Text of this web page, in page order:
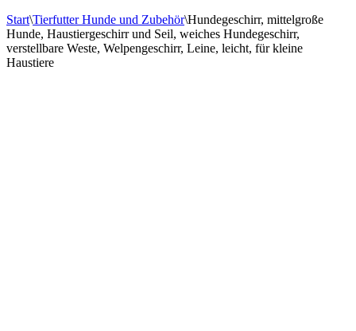
Start\Tierfutter Hunde und Zubehör\Hundegeschirr, mittelgroße
Hunde, Haustiergeschirr und Seil, weiches Hundegeschirr,
verstellbare Weste, Welpengeschirr, Leine, leicht, für kleine
Haustiere